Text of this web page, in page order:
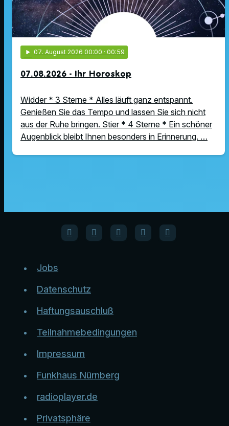
play_arrow 07. August 2026 00:00 · 00:59
07.08.2026 - Ihr Horoskop
Widder * 3 Sterne * Alles läuft ganz entspannt.
Genießen Sie das Tempo und lassen Sie sich nicht
aus der Ruhe bringen. Stier * 4 Sterne * Ein schöner
Augenblick bleibt Ihnen besonders in Erinnerung. …
Jobs
Datenschutz
Haftungsauschluß
Teilnahmebedingungen
Impressum
Funkhaus Nürnberg
radioplayer.de
Privatsphäre